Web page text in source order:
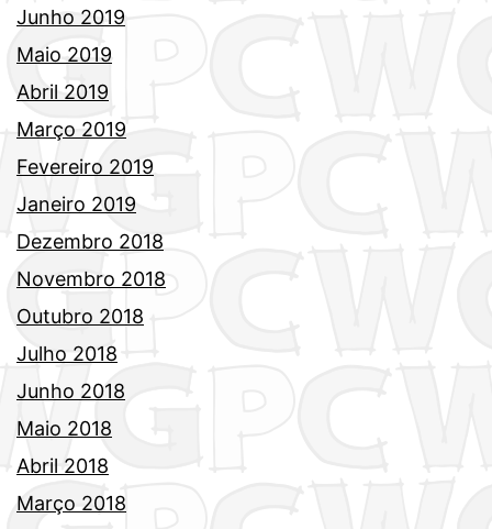
Junho 2019
Maio 2019
Abril 2019
Março 2019
Fevereiro 2019
Janeiro 2019
Dezembro 2018
Novembro 2018
Outubro 2018
Julho 2018
Junho 2018
Maio 2018
Abril 2018
Março 2018